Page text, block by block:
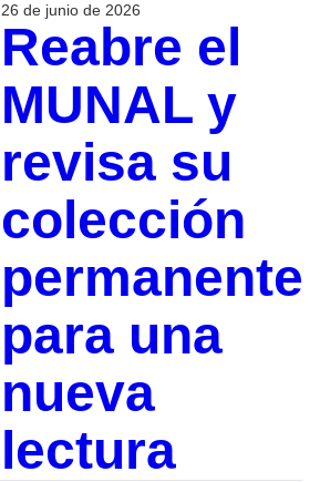
26 de junio de 2026
Reabre el
MUNAL y
revisa su
colección
permanente
para una
nueva
lectura